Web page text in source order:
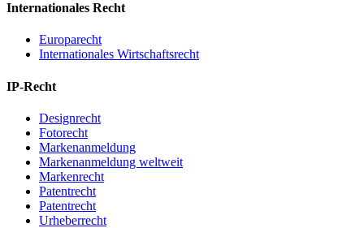
Internationales Recht
Europarecht
Internationales Wirtschaftsrecht
IP-Recht
Designrecht
Fotorecht
Markenanmeldung
Markenanmeldung weltweit
Markenrecht
Patentrecht
Patentrecht
Urheberrecht